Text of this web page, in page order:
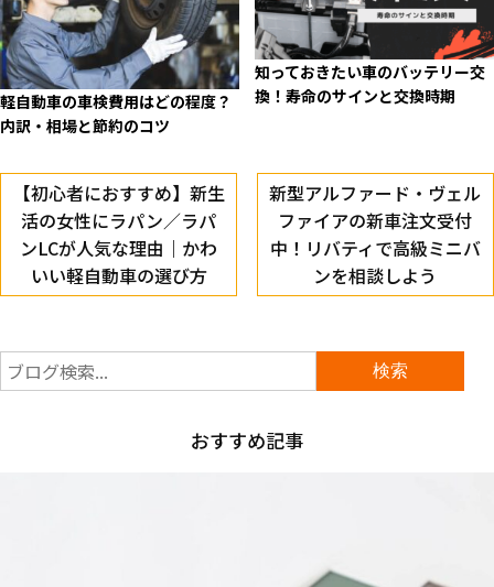
軽自動車の車検費用はどの程度？
内訳・相場と節約のコツ
知っておきたい車のバッテリー交
換！寿命のサインと交換時期
【初心者におすすめ】新生
活の女性にラパン／ラパ
ンLCが人気な理由｜かわ
いい軽自動車の選び方
新型アルファード・ヴェル
ファイアの新車注文受付
中！リバティで高級ミニバ
ンを相談しよう
おすすめ記事